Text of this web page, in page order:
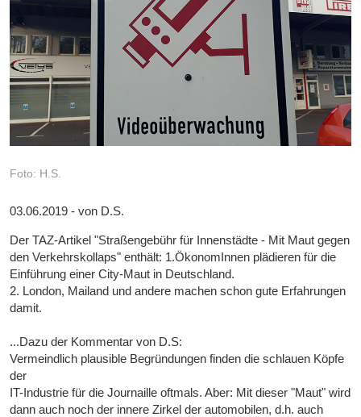
Foto: H.S.
03.06.2019 - von D.S.
Der TAZ-Artikel "Straßengebühr für Innenstädte - Mit Maut gegen
den Verkehrskollaps" enthält: 1.ÖkonomInnen plädieren für die
Einführung einer City-Maut in Deutschland.
2. London, Mailand und andere machen schon gute Erfahrungen
damit.
...Dazu der Kommentar von D.S:
Vermeindlich plausible Begründungen finden die schlauen Köpfe
der
IT-Industrie für die Journaille oftmals. Aber: Mit dieser "Maut" wird
dann auch noch der innere Zirkel der automobilen, d.h. auch